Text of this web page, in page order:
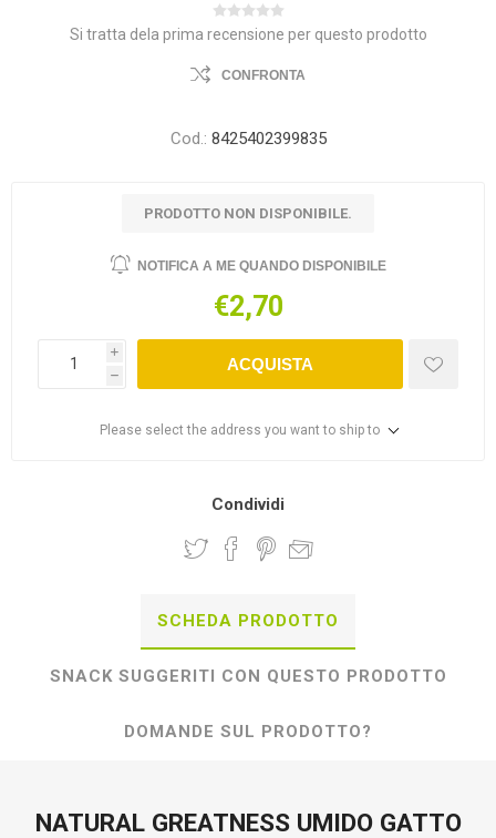
Si tratta dela prima recensione per questo prodotto
CONFRONTA
Cod.: 8425402399835
PRODOTTO NON DISPONIBILE.
NOTIFICA A ME QUANDO DISPONIBILE
€2,70
i
h
ACQUISTA
Please select the address you want to ship to
Condividi
SCHEDA PRODOTTO
SNACK SUGGERITI CON QUESTO PRODOTTO
DOMANDE SUL PRODOTTO?
NATURAL GREATNESS UMIDO GATTO